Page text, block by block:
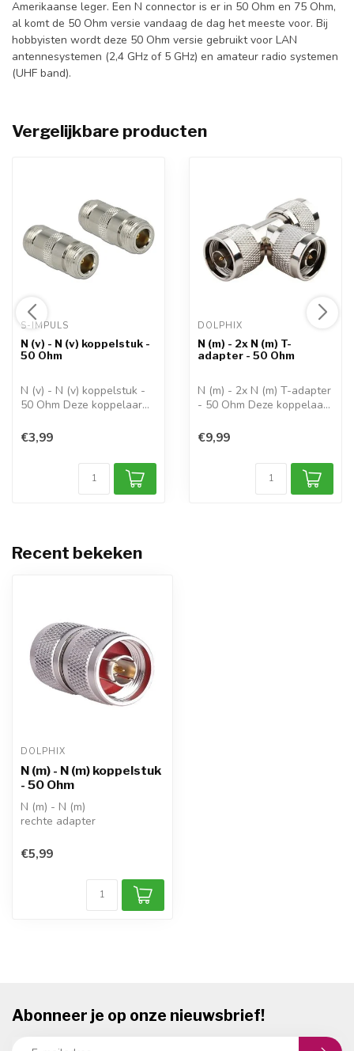
Amerikaanse leger. Een N connector is er in 50 Ohm en 75 Ohm,
al komt de 50 Ohm versie vandaag de dag het meeste voor. Bij
hobbyisten wordt deze 50 Ohm versie gebruikt voor LAN
antennesystemen (2,4 GHz of 5 GHz) en amateur radio systemen
(UHF band).
Vergelijkbare producten
S-IMPULS
N (v) - N (v) koppelstuk -
50 Ohm
N (v) - N (v) koppelstuk -
50 Ohm Deze koppelaar
€3,99
DOLPHIX
N (m) - 2x N (m) T-
adapter - 50 Ohm
N (m) - 2x N (m) T-adapter
- 50 Ohm Deze koppelaar
€9,99
Recent bekeken
DOLPHIX
N (m) - N (m) koppelstuk
- 50 Ohm
N (m) - N (m)
rechte adapter
1x adapter
€5,99
Abonneer je op onze nieuwsbrief!